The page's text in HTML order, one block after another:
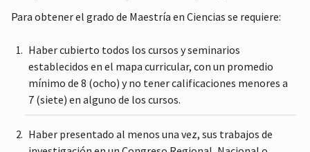
Para obtener el grado de Maestría en Ciencias se requiere:
Haber cubierto todos los cursos y seminarios
establecidos en el mapa curricular, con un promedio
mínimo de 8 (ocho) y no tener calificaciones menores a
7 (siete) en alguno de los cursos.
Haber presentado al menos una vez, sus trabajos de